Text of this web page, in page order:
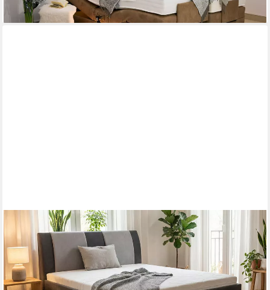
Polsterbett Malibu mit Bettkasten mit alles Farbwahl
(Lattenroste/n)
ab 961,00 €
lieferbar in 5 Wochen